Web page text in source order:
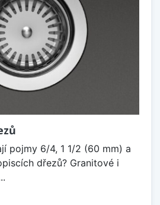
pojmy 6/4, 1 1/2 (60 mm) a
dřezů? Granitové i